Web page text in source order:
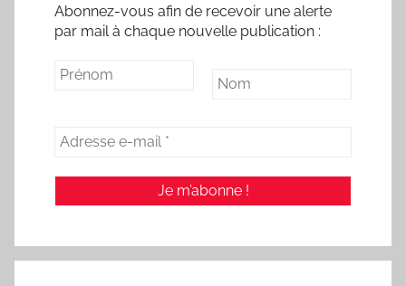
Abonnez-vous afin de recevoir une alerte
par mail à chaque nouvelle publication :